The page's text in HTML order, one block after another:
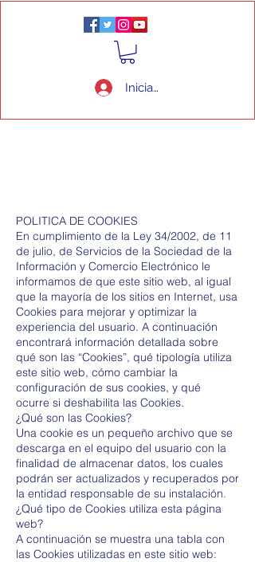
Iniciar sesión
POLITICA DE COOKIES
En cumplimiento de la Ley 34/2002, de 11
de julio, de Servicios de la Sociedad de la
Información y Comercio Electrónico le
informamos de que este sitio web, al igual
que la mayoría de los sitios en Internet, usa
Cookies para mejorar y optimizar la
experiencia del usuario. A continuación
encontrará información detallada sobre
qué son las “Cookies”, qué tipología utiliza
este sitio web, cómo cambiar la
configuración de sus cookies, y qué
ocurre si deshabilita las Cookies.
¿Qué son las Cookies?
Una cookie es un pequeño archivo que se
descarga en el equipo del usuario con la
finalidad de almacenar datos, los cuales
podrán ser actualizados y recuperados por
la entidad responsable de su instalación.
¿Qué tipo de Cookies utiliza esta página
web?
A continuación se muestra una tabla con
las Cookies utilizadas en este sitio web: